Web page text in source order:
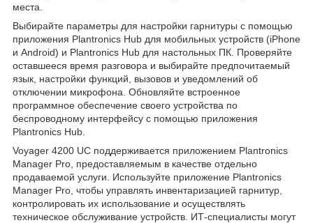
места.
Выбирайте параметры для настройки гарнитуры с помощью
приложения Plantronics Hub для мобильных устройств (iPhone
и Android) и Plantronics Hub для настольных ПК. Проверяйте
оставшееся время разговора и выбирайте предпочитаемый
язык, настройки функций, вызовов и уведомлений об
отключении микрофона. Обновляйте встроенное
программное обеспечение своего устройства по
беспроводному интерфейсу с помощью приложения
Plantronics Hub.
Voyager 4200 UC поддерживается приложением Plantronics
Manager Pro, предоставляемым в качестве отдельно
продаваемой услуги. Используйте приложение Plantronics
Manager Pro, чтобы управлять инвентаризацией гарнитур,
контролировать их использование и осуществлять
техническое обслуживание устройств. ИТ-специалисты могут